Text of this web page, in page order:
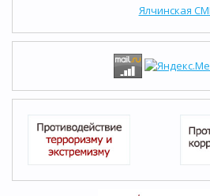
Ялчинская